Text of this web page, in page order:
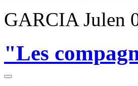
GARCIA Julen
"Les